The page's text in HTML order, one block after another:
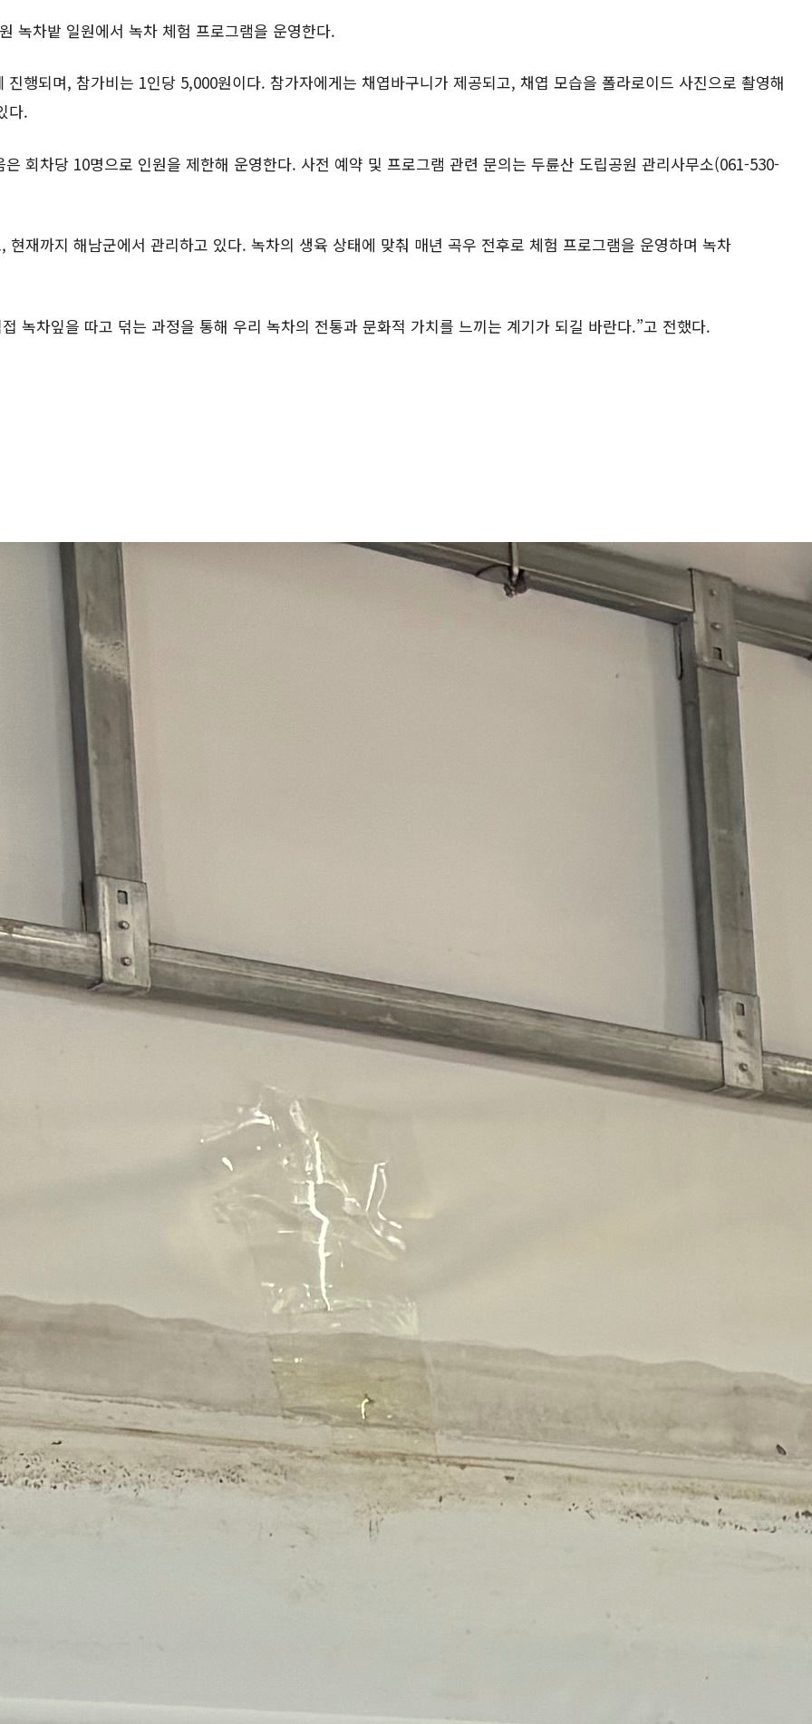
녹차밭 일원에서 녹차 체험 프로그램을 운영한다.
행되며, 참가비는 1인당 5,000원이다. 참가자에게는 채엽바구니가 제공되고, 채엽 모습을 폴라로이드 사진으로 촬영해
다.
회차당 10명으로 인원을 제한해 운영한다. 사전 예약 및 프로그램 관련 문의는 두륜산 도립공원 관리사무소(061-530-
재까지 해남군에서 관리하고 있다. 녹차의 생육 상태에 맞춰 매년 곡우 전후로 체험 프로그램을 운영하며 녹차
녹차잎을 따고 덖는 과정을 통해 우리 녹차의 전통과 문화적 가치를 느끼는 계기가 되길 바란다.”고 전했다.